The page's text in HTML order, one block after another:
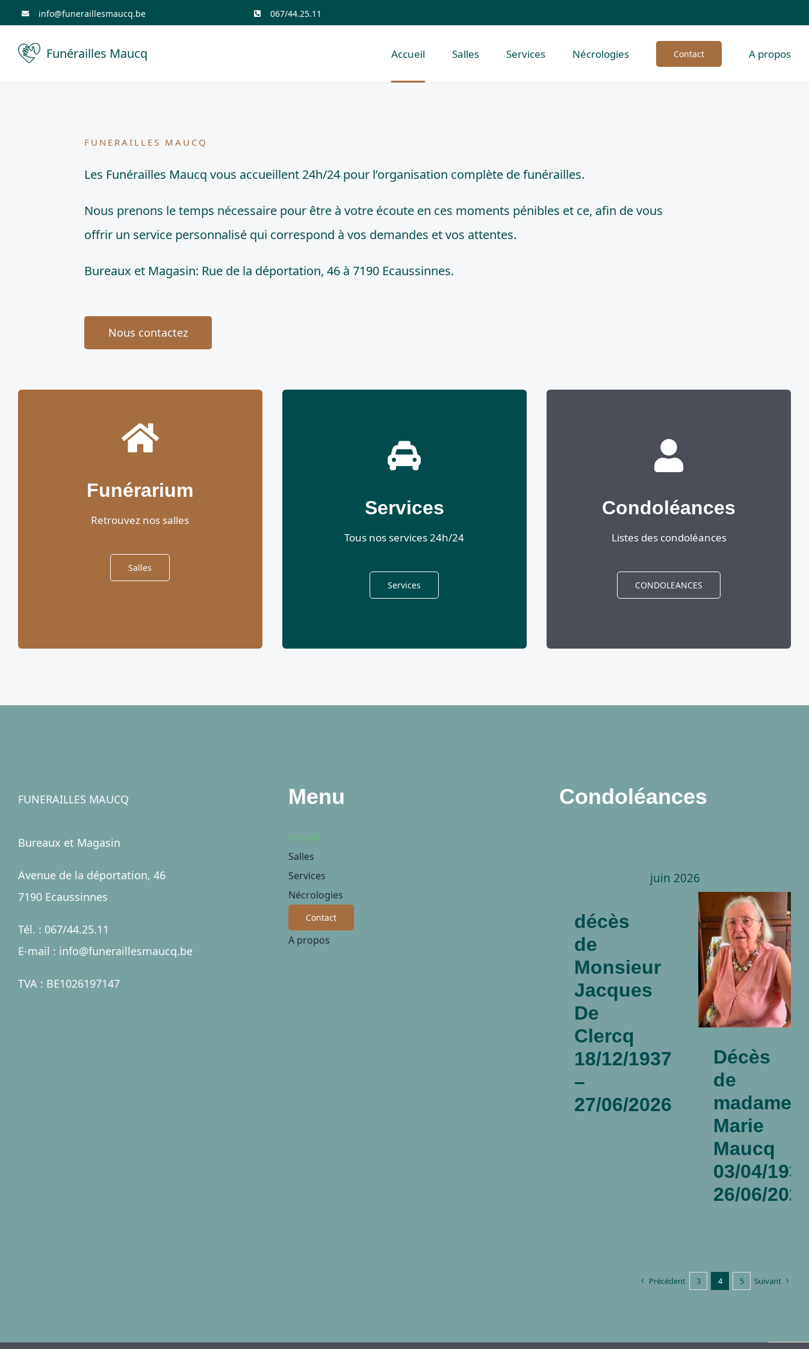
content
info@funeraillesmaucq.be 067/44.25.11
Funérailles Maucq Accueil Salles Services Nécrologies Contact A propos
FUNERAILLES MAUCQ
Les Funérailles Maucq vous accueillent 24h/24 pour l’organisation complète de funérailles.
Nous prenons le temps nécessaire pour être à votre écoute en ces moments pénibles et ce, afin de vous
offrir un service personnalisé qui correspond à vos demandes et vos attentes.
Bureaux et Magasin: Rue de la déportation, 46 à 7190 Ecaussinnes.
Nous contactez
Funérarium
Retrouvez nos salles
Salles
Services
Tous nos services 24h/24
Services
Condoléances
Listes des condoléances
CONDOLEANCES
FUNERAILLES MAUCQ
Bureaux et Magasin
Avenue de la déportation, 46
7190 Ecaussinnes
Tél. : 067/44.25.11
E-mail : info@funeraillesmaucq.be
TVA : BE1026197147
Menu
Accueil
Salles
Services
Nécrologies
Contact
A propos
Condoléances
juin 2026
décès
de
Monsieur
Jacques
De
Clercq
18/12/1937
–
27/06/2026
Décès
de
madame
Marie
Maucq
03/04/1935-
26/06/2026
Décès
de
madame
Marie
Maucq
03/04/
26/06/
Précédent 3 4 5 Suivant